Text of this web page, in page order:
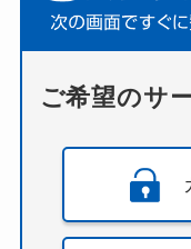
ご希望のサ